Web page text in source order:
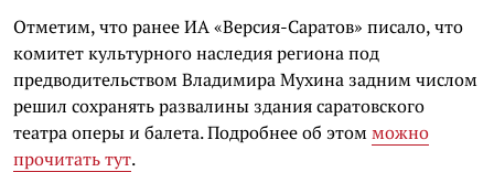
Отметим, что ранее ИА «Версия-Саратов» писало, что
комитет культурного наследия региона под
предводительством Владимира Мухина задним числом
решил сохранять развалины здания саратовского
театра оперы и балета. Подробнее об этомможно
прочитать тут.